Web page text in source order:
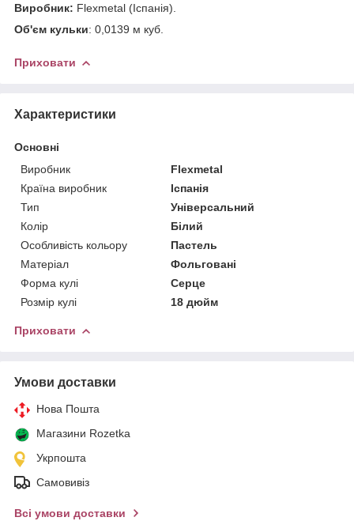
Виробник: Flexmetal (Іспанія).
Об'єм кульки: 0,0139 м куб.
Приховати
Характеристики
Основні
Виробник
Flexmetal
Країна виробник
Іспанія
Тип
Універсальний
Колір
Білий
Особливість кольору
Пастель
Матеріал
Фольговані
Форма кулі
Серце
Розмір кулі
18 дюйм
Приховати
Умови доставки
Нова Пошта
Магазини Rozetka
Укрпошта
Самовивіз
Всі умови доставки